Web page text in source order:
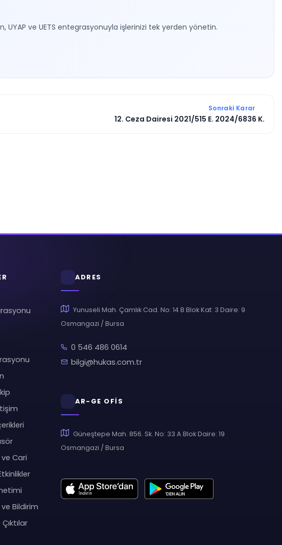
UYAP ve UETS entegrasyonuyla işlerinizi tek yerden yönetin.
Sonraki Karar
12. Ceza Dairesi 2021/515 E. 2024/6836 K.
Cari
Bildirim
ADRES
Yunuseli Mah. Çamlık Cad. No: 14 B Blok Kat: 3 Daire: 9
Osmangazi / Bursa
0 546 486 0614
bilgi@hukas.com.tr
AR-GE OFİS
Güneştepe Mah. 856. Sk. No: 33 A Blok Daire: 19
Osmangazi / Bursa